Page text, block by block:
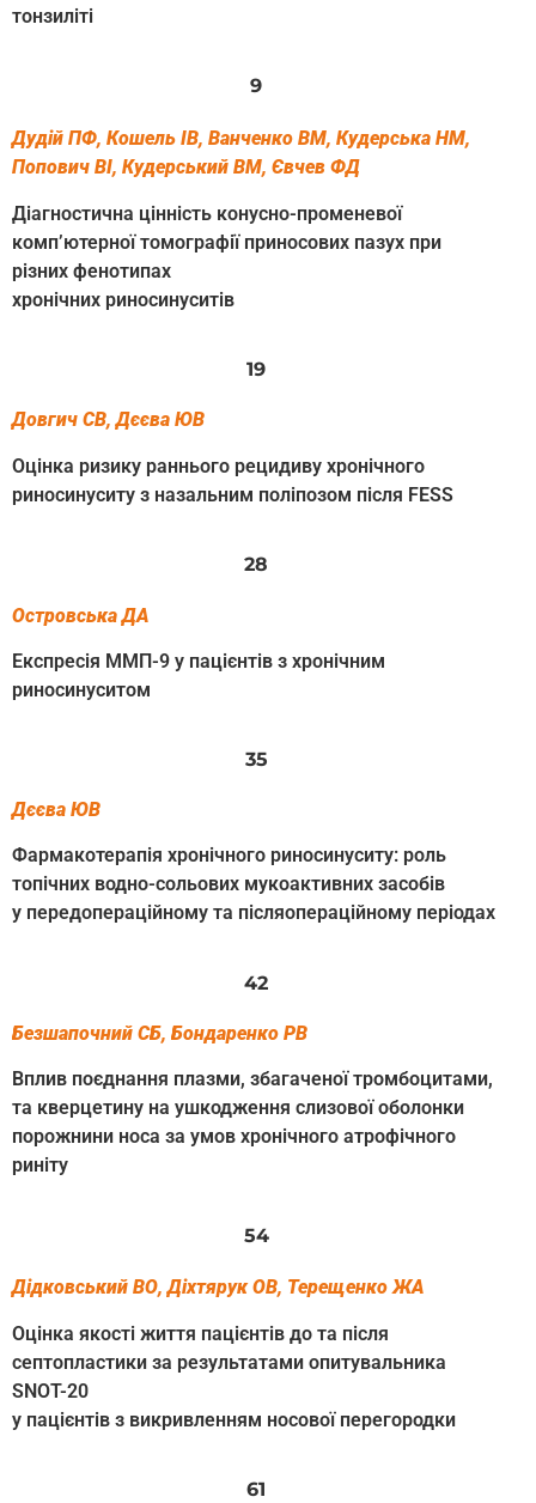
тонзиліті
9
Дудій ПФ, Кошель ІВ, Ванченко ВМ, Кудерська НМ,
Попович ВІ, Кудерський ВМ, Євчев ФД
Діагностична цінність конусно-променевої
комп’ютерної томографії приносових пазух при
різних фенотипах
хронічних риносинуситів
19
Довгич СВ, Дєєва ЮВ
Оцінка ризику раннього рецидиву хронічного
риносинуситу з назальним поліпозом після FESS
28
Островська ДА
Експресія ММП-9 у пацієнтів з хронічним
риносинуситом
35
Дєєва ЮВ
Фармакотерапія хронічного риносинуситу: роль
топічних водно-сольових мукоактивних засобів
у передопераційному та післяопераційному періодах
42
Безшапочний СБ, Бондаренко РВ
Вплив поєднання плазми, збагаченої тромбоцитами,
та кверцетину на ушкодження слизової оболонки
порожнини носа за умов хронічного атрофічного
риніту
54
Дідковський ВО, Діхтярук ОВ, Терещенко ЖА
Оцінка якості життя пацієнтів до та після
септопластики за результатами опитувальника
SNOT-20
у пацієнтів з викривленням носової перегородки
61